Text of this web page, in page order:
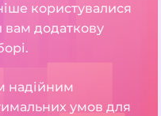
користувалися
додаткову
надійним
умов для